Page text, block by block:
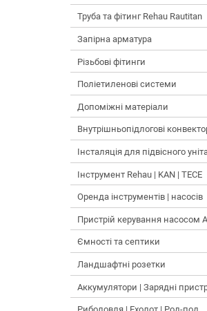
Труба та фітинг Rehau Rautitan
Запірна арматура
Різьбові фітинги
Поліетиленові системи
Допоміжні матеріали
Внутрішньопідлогові
Інсталяція для підвісного
Інструмент Rehau | KAN | TECE
Оренда інструментів | насосів
Пристрій керування насосом
Ємності та септики
Ландшафтні розетки
Аккумулятори | Зарядні